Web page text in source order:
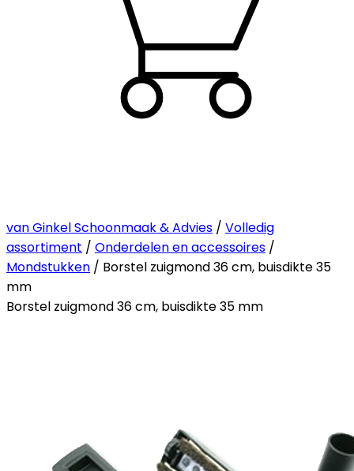
van Ginkel Schoonmaak & Advies / Volledig
assortiment / Onderdelen en accessoires /
Mondstukken / Borstel zuigmond 36 cm, buisdikte 35
mm
Borstel zuigmond 36 cm, buisdikte 35 mm